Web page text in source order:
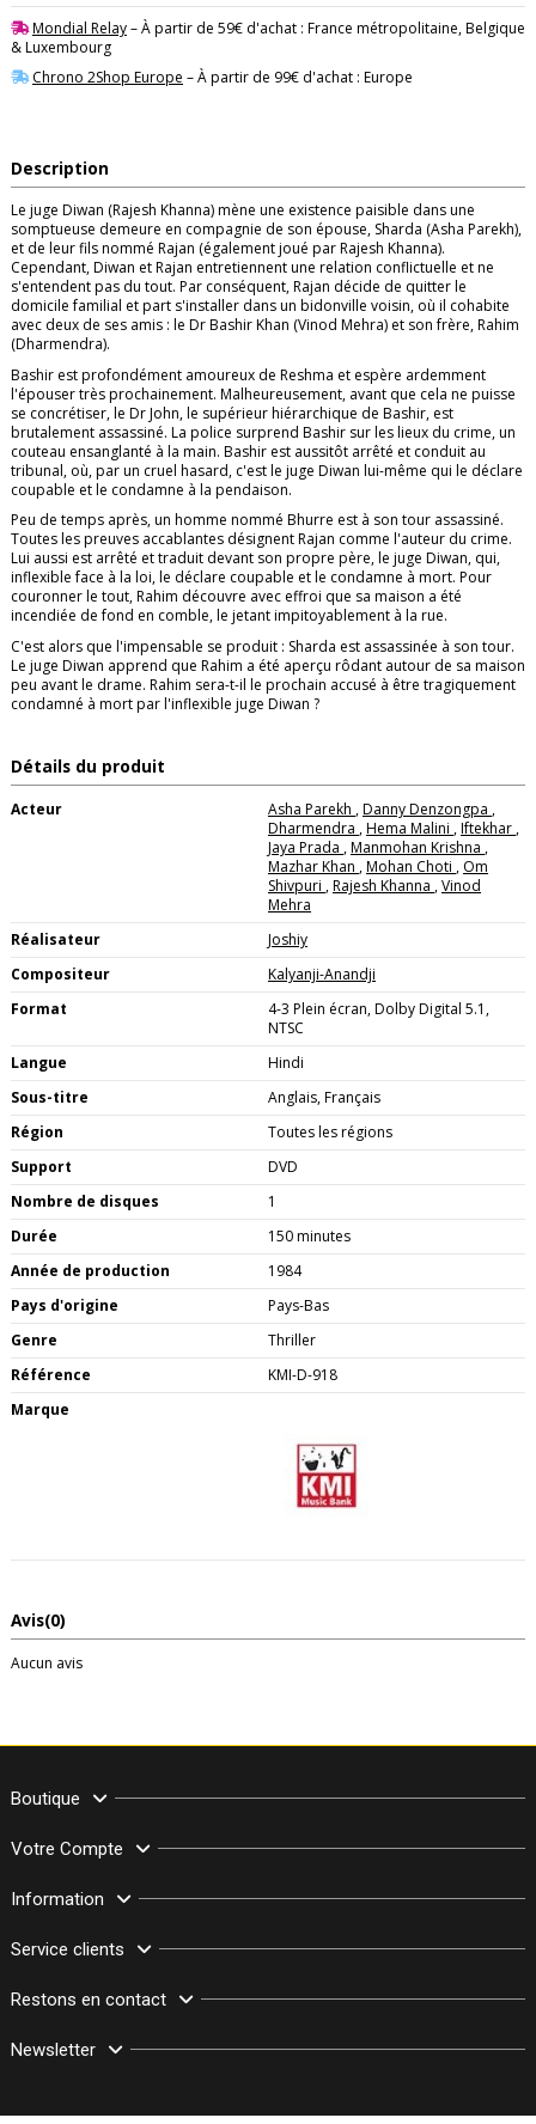
Mondial Relay– À partir de 59€ d'achat : France métropolitaine, Belgique
& Luxembourg
Chrono 2Shop Europe – À partir de 99€ d'achat : Europe
Description
Le juge Diwan (Rajesh Khanna) mène une existence paisible dans une
somptueuse demeure en compagnie de son épouse, Sharda (Asha Parekh),
et de leur fils nommé Rajan (également joué par Rajesh Khanna).
Cependant, Diwan et Rajan entretiennent une relation conflictuelle et ne
s'entendent pas du tout. Par conséquent, Rajan décide de quitter le
domicile familial et part s'installer dans un bidonville voisin, où il cohabite
avec deux de ses amis : le Dr Bashir Khan (Vinod Mehra) et son frère, Rahim
(Dharmendra).
Bashir est profondément amoureux de Reshma et espère ardemment
l'épouser très prochainement. Malheureusement, avant que cela ne puisse
se concrétiser, le Dr John, le supérieur hiérarchique de Bashir, est
brutalement assassiné. La police surprend Bashir sur les lieux du crime, un
couteau ensanglanté à la main. Bashir est aussitôt arrêté et conduit au
tribunal, où, par un cruel hasard, c'est le juge Diwan lui-même qui le déclare
coupable et le condamne à la pendaison.
Peu de temps après, un homme nommé Bhurre est à son tour assassiné.
Toutes les preuves accablantes désignent Rajan comme l'auteur du crime.
Lui aussi est arrêté et traduit devant son propre père, le juge Diwan, qui,
inflexible face à la loi, le déclare coupable et le condamne à mort. Pour
couronner le tout, Rahim découvre avec effroi que sa maison a été
incendiée de fond en comble, le jetant impitoyablement à la rue.
C'est alors que l'impensable se produit : Sharda est assassinée à son tour.
Le juge Diwan apprend que Rahim a été aperçu rôdant autour de sa maison
peu avant le drame. Rahim sera-t-il le prochain accusé à être tragiquement
condamné à mort par l'inflexible juge Diwan ?
Détails du produit
Acteur Asha Parekh ,Danny Denzongpa ,
Dharmendra ,Hema Malini ,Iftekhar ,
Jaya Prada ,Manmohan Krishna ,
Mazhar Khan ,Mohan Choti , Om
Shivpuri ,Rajesh Khanna ,Vinod
Mehra
Réalisateur
Joshiy
Compositeur
Kalyanji-Anandji
Format
4-3 Plein écran, Dolby Digital 5.1,
NTSC
Langue
Hindi
Sous-titre
Anglais, Français
Région
Toutes les régions
Support
DVD
Nombre de disques
1
Durée
150 minutes
Année de production
1984
Pays d'origine
Pays-Bas
Genre
Thriller
Référence
KMI-D-918
Marque
Avis(0)
Aucun avis
Boutique
Votre Compte
Information
Service clients
Restons en contact
Newsletter